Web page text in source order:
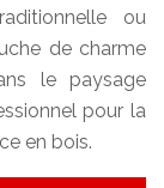
ou
de charme
le paysage
pour la
en bois.